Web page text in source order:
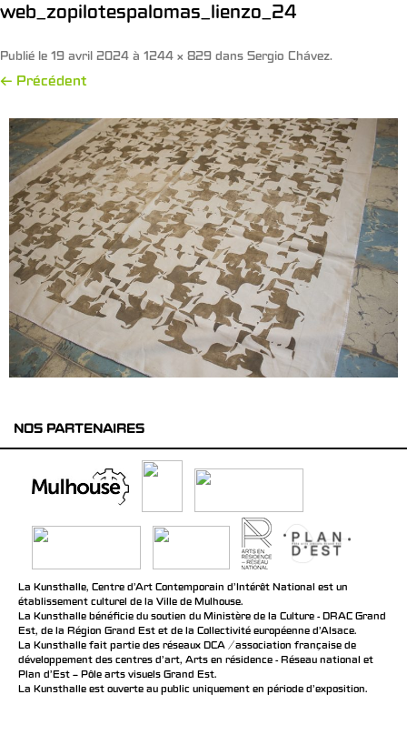
web_zopilotespalomas_lienzo_24
Publié le 19 avril 2024 à 1244 × 829 dans Sergio Chávez.
← Précédent
NOS PARTENAIRES
La Kunsthalle, Centre d’Art Contemporain d’Intérêt National est un
établissement culturel de la Ville de Mulhouse.
La Kunsthalle bénéficie du soutien du Ministère de la Culture - DRAC Grand
Est, de la Région Grand Est et de la Collectivité européenne d’Alsace.
La Kunsthalle fait partie des réseaux DCA / association française de
développement des centres d'art, Arts en résidence - Réseau national et
Plan d’Est – Pôle arts visuels Grand Est.
La Kunsthalle est ouverte au public uniquement en période d'exposition.